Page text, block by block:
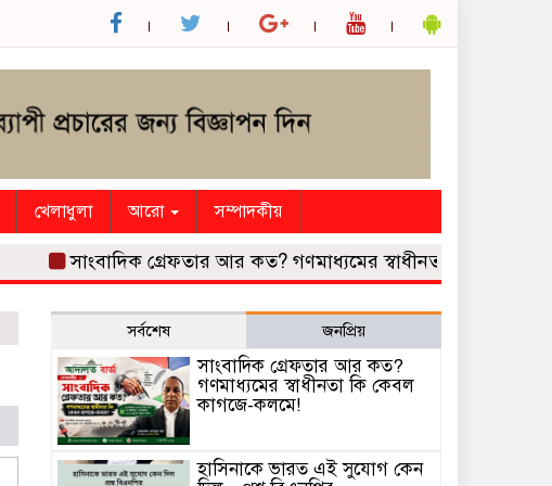
খেলাধুলা আরো সম্পাদকীয়
সাংবাদিক গ্রেফতার আর কত? গণমাধ্যমের স্বাধীনতা কি কেবল
সর্বশেষ জনপ্রিয়
সাংবাদিক গ্রেফতার আর কত?
গণমাধ্যমের স্বাধীনতা কি কেবল
কাগজে-কলমে!
হাসিনাকে ভারত এই সুযোগ কেন